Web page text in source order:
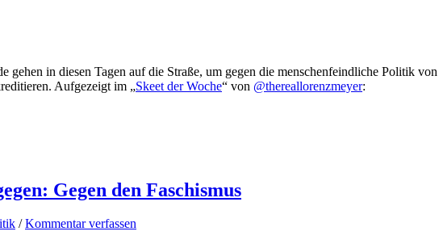
gehen in diesen Tagen auf die Straße, um gegen die menschenfeindliche Politik
Aufgezeigt im „Skeet der Woche“ von @thereallorenzmeyer:
Gegen den Faschismus
/Kommentar verfassen